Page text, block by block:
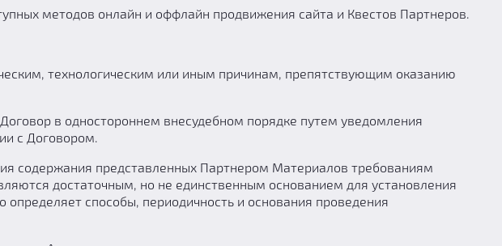
методов онлайн и оффлайн продвижения сайта и Квестов Партнеров.
технологическим или иным причинам, препятствующим оказанию
в одностороннем внесудебном порядке путем уведомления
с Договором.
содержания представленных Партнером Материалов требованиям
достаточным, но не единственным основанием для установления
способы, периодичность и основания проведения